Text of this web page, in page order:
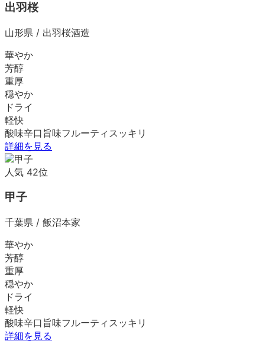
出羽桜
山形県 / 出羽桜酒造
華やか
芳醇
重厚
穏やか
ドライ
軽快
酸味辛口 旨味フルーティ スッキリ
詳細を見る
人気 42位
甲子
千葉県 / 飯沼本家
華やか
芳醇
重厚
穏やか
ドライ
軽快
酸味辛口 旨味フルーティ スッキリ
詳細を見る